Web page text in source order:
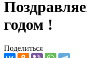
годом !
Поделиться